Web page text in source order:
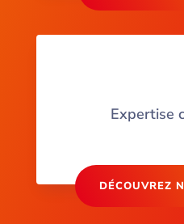
Expertise
DÉCOUVREZ